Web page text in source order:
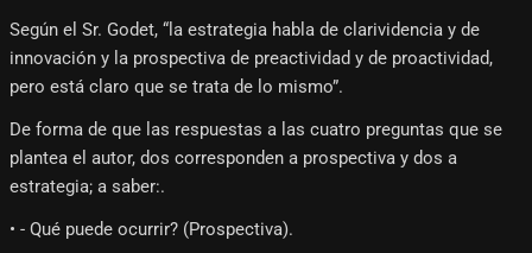
Según el Sr. Godet, “la estrategia habla de clarividencia y de
innovación y la prospectiva de preactividad y de proactividad,
pero está claro que se trata de lo mismo”.
De forma de que las respuestas a las cuatro preguntas que se
plantea el autor, dos corresponden a prospectiva y dos a
estrategia; a saber:.
• - Qué puede ocurrir? (Prospectiva).